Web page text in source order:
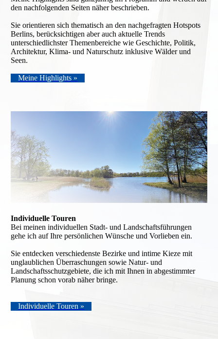
den nach­folgenden Seiten näher beschrieben.
Sie orientieren sich thematisch an den nachgefragten Hotspots
Berlins, berücksichtigen aber auch aktuelle Trends
unterschiedlichster Themen­bereiche wie Geschichte, Politik,
Architektur, Klima- und Naturschutz inklusive Wälder und
Seen.
Meine Highlights »
Individuelle Touren
Bei meinen individuellen Stadt- und Landschaftsführungen
gehe ich auf Ihre persönlichen Wünsche und Vorlieben ein.
Sie entdecken verschiedenste Bezirke und intime Kieze mit
unglaublichen Überraschungen sowie Natur- und
Landschaftsschutzgebiete, die ich mit Ihnen in abgestimmter
Planung schon vorab näher bringe.
Individuelle Touren »